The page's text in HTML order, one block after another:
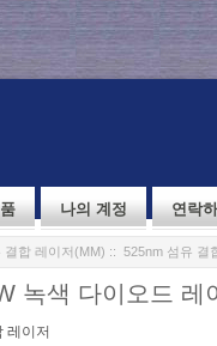
나의 계정 연락
결합 레이저(MM) :: 525nm 섬유 결
녹색 다이오드 레
레이저